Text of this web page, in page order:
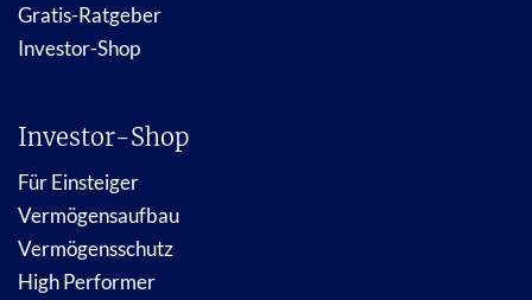
Gratis-Ratgeber
Investor-Shop
Investor-Shop
Für Einsteiger
Vermögensaufbau
Vermögensschutz
High Performer